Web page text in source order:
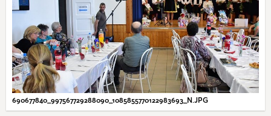
690677840_997567729288090_1085855770122983693_N.JPG